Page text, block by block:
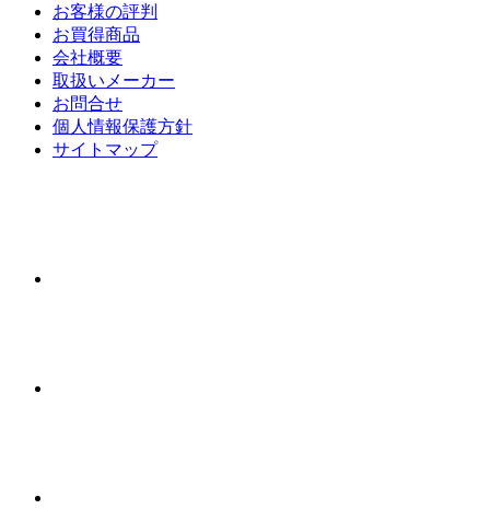
お客様の評判
お買得商品
会社概要
取扱いメーカー
お問合せ
個人情報保護方針
サイトマップ